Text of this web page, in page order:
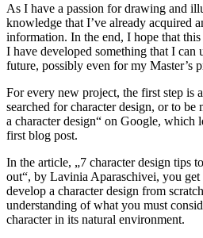
As I have a passion for drawing and
knowledge that I’ve already acquired
information. In the end, I hope that
I have developed something that I can
future, possibly even for my Master’s
For every new project, the first step is
searched for character design, or to
a character design“ on Google, which
first blog post.
In the article, „7 character design tips
out“, by Lavinia Aparaschivei, you
develop a character design from
understanding of what you must
character in its natural environment.